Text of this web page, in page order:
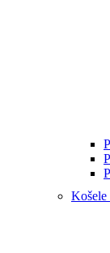
Košele